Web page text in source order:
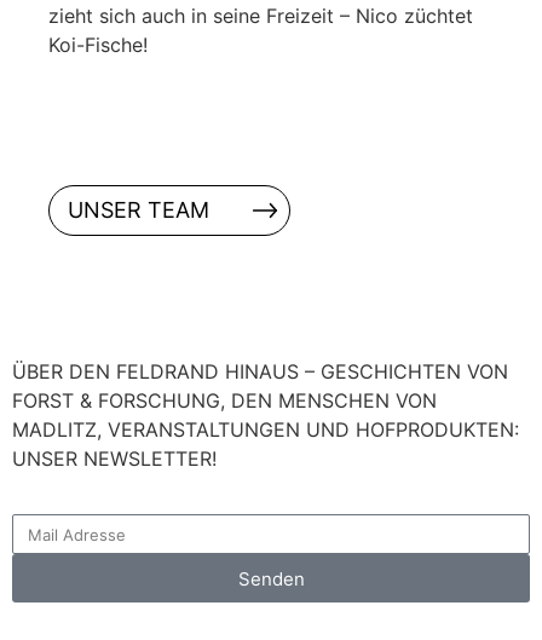
zieht sich auch in seine Freizeit – Nico züchtet
Koi-Fische!
UNSER TEAM
ÜBER DEN FELDRAND HINAUS – GESCHICHTEN VON
FORST & FORSCHUNG, DEN MENSCHEN VON
MADLITZ, VERANSTALTUNGEN UND HOFPRODUKTEN:
UNSER NEWSLETTER!
Senden